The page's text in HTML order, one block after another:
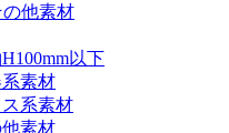
他素材
以下
素材
系素材
素材